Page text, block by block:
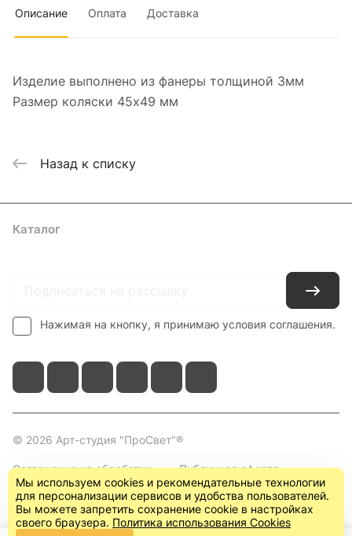
Описание Оплата Доставка
Изделие выполнено из фанеры толщиной 3мм
Размер коляски 45х49 мм
Назад к списку
Каталог
Нажимая на кнопку, я принимаю условия соглашения.
© 2026 Арт-студия "ПроСвет"®
Соглашение на обработку
персональных данных
Публичная оферта
(пользовательское
соглашение)
Мы используем cookies и рекомендательные технологии
для персонализации сервисов и удобства пользователей.
Вы можете запретить сохранение cookie в настройках
своего браузера. Политика использования Cookies